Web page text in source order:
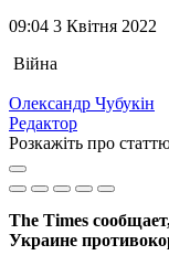
09:04 3 Квітня 2022
Війна
Олександр Чубукін
Редактор
Розкажіть про
The Times
Украине